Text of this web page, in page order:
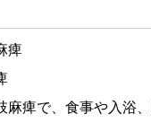
痺
麻痺で、食事や入浴